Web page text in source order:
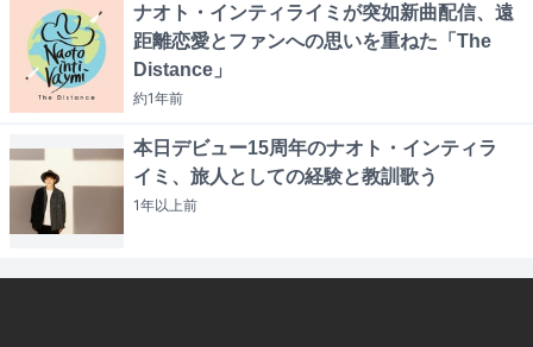
ナオト・インティライミが突如新曲配信、遠
距離恋愛とファンへの思いを重ねた「The
Distance」
約1年前
本日デビュー15周年のナオト・インティラ
イミ、旅人としての経験と教訓歌う
1年以上前